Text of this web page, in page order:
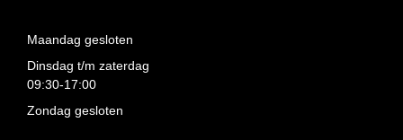
Maandag gesloten
Dinsdag t/m zaterdag
09:30-17:00
Zondag gesloten